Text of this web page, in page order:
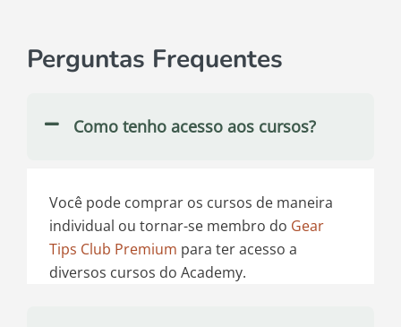
Perguntas Frequentes
Como tenho acesso aos cursos?
Você pode comprar os cursos de maneira
individual ou tornar-se membro do Gear
Tips Club Premium para ter acesso a
diversos cursos do Academy.